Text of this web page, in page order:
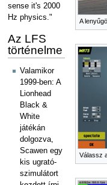
A
Válassz
sense it's 2000
Hz physics."
Az LFS
történelme
Valamikor
1999-ben: A
Lionhead
Black &
White
játékán
dolgozva,
Scawen egy
kis ugrató-
szimulátort